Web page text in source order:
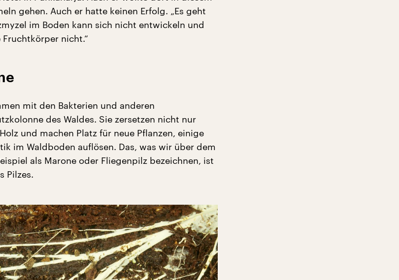
gehen. Auch er hatte keinen Erfolg. „Es geht
im Boden kann sich nicht entwickeln und
nicht.“
mit den Bakterien und anderen
des Waldes. Sie zersetzen nicht nur
und machen Platz für neue Pflanzen, einige
im Waldboden auflösen. Das, was wir über dem
als Marone oder Fliegenpilz bezeichnen, ist
Pilzes.